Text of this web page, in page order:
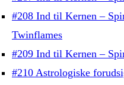
#208 Ind til Kernen –
Twinflames
#209 Ind til Kernen –
#210 Astrologiske